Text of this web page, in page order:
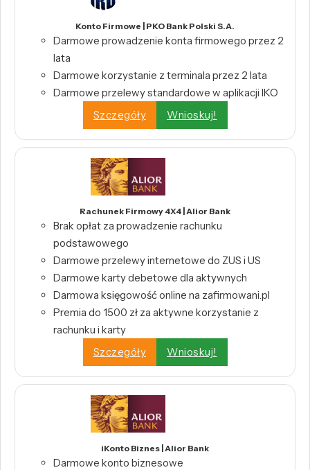
Konto Firmowe | PKO Bank Polski S.A.
Darmowe prowadzenie konta firmowego przez 2
lata
Darmowe korzystanie z terminala przez 2 lata
Darmowe przelewy standardowe w aplikacji IKO
Szczegóły
Wnioskuj!
Rachunek Firmowy 4X4 | Alior Bank
Brak opłat za prowadzenie rachunku
podstawowego
Darmowe przelewy internetowe do ZUS i US
Darmowe karty debetowe dla aktywnych
Darmowa księgowość online na zafirmowani.pl
Premia do 1500 zł za aktywne korzystanie z
rachunku i karty
Szczegóły
Wnioskuj!
iKonto Biznes | Alior Bank
Darmowe konto biznesowe